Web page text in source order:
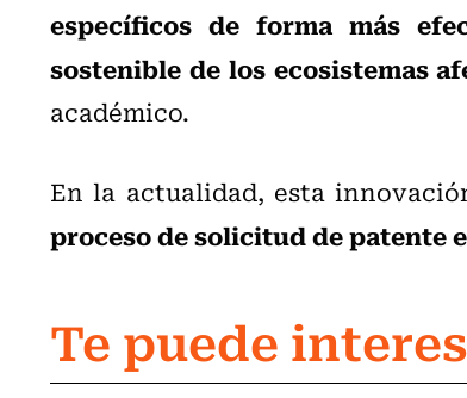
específicos de forma más
sostenible de los ecosistemas
académico.
En la actualidad, esta
proceso de solicitud de patente
Te puede